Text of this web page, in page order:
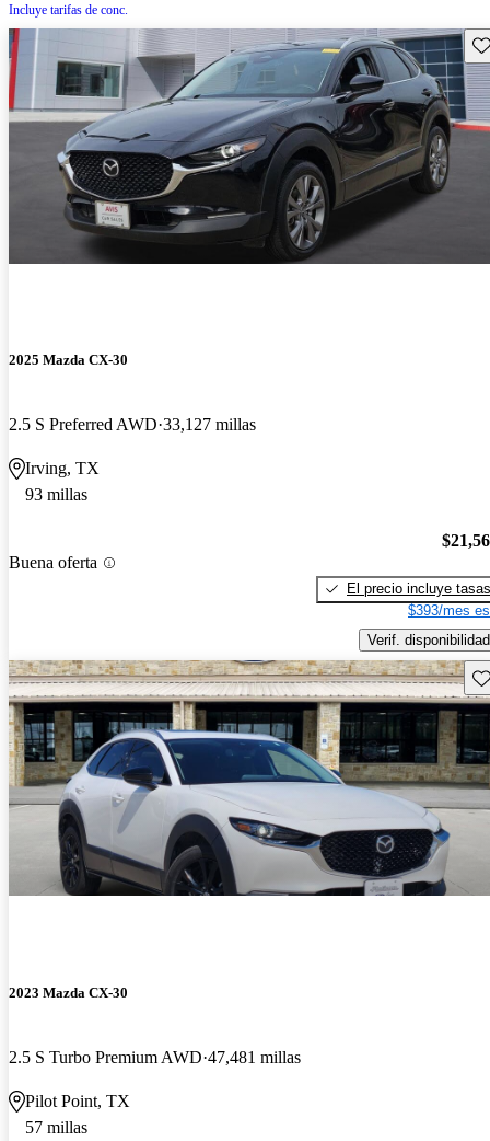
Incluye tarifas de conc.
2025 Mazda CX-30
2.5 S Preferred AWD 33,127 millas
Irving, TX
93 millas
Buena oferta
El precio incluye tasas
$393/mes
Verif. disponibilidad
2023 Mazda CX-30
2.5 S Turbo Premium AWD 47,481 millas
Pilot Point, TX
57 millas